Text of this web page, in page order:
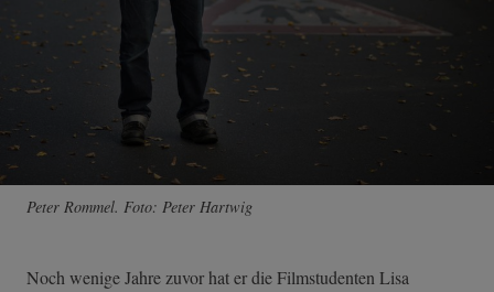
Peter Rommel. Foto: Peter Hartwig
Noch wenige Jahre zuvor hat er die Filmstudenten Lisa